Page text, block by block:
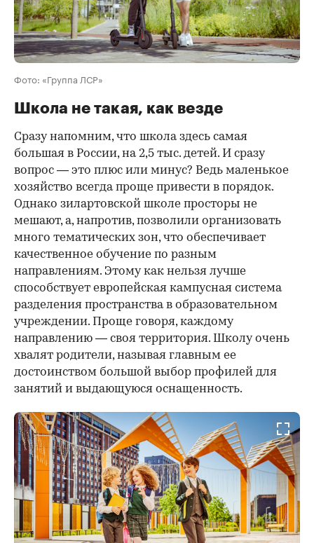
Фото: «Группа ЛСР»
Школа не такая, как везде
Сразу напомним, что школа здесь самая
большая в России, на 2,5 тыс. детей. И сразу
вопрос — это плюс или минус? Ведь маленькое
хозяйство всегда проще привести в порядок.
Однако зилартовской школе просторы не
мешают, а, напротив, позволили организовать
много тематических зон, что обеспечивает
качественное обучение по разным
направлениям. Этому как нельзя лучше
способствует европейская кампусная система
разделения пространства в образовательном
учреждении. Проще говоря, каждому
направлению — своя территория. Школу очень
хвалят родители, называя главным ее
достоинством большой выбор профилей для
занятий и выдающуюся оснащенность.